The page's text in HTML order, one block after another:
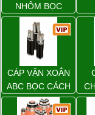
NHÔM BỌC
CÁP VẶN XOẮN
ABC BỌC CÁCH
ĐIỆN XLPE